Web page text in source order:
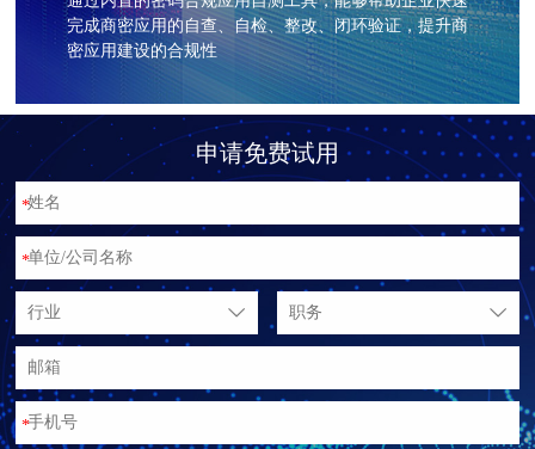
完成商密应用的自查、自检、整改、闭环验证，提升商
密应用建设的合规性
申请免费试用
*
*
行业 职务
*